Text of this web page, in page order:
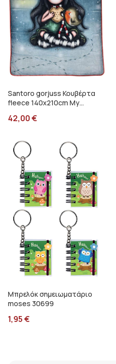
Santoro gorjuss Κουβέρτα
fleece 140x210cm My
42,00€
Μπρελόκ σημειωματάριο
moses 30699
1,95€